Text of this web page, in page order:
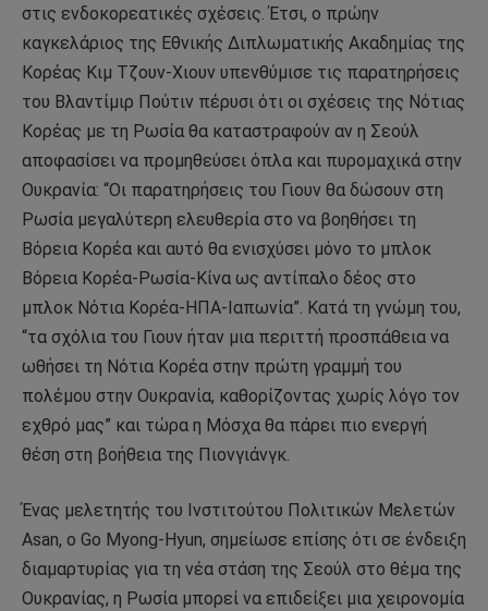
στις ενδοκορεατικές σχέσεις. Έτσι, ο πρώην
καγκελάριος της Εθνικής Διπλωματικής Ακαδημίας της
Κορέας Κιμ Τζουν-Χιουν υπενθύμισε τις παρατηρήσεις
του Βλαντίμιρ Πούτιν πέρυσι ότι οι σχέσεις της Νότιας
Κορέας με τη Ρωσία θα καταστραφούν αν η Σεούλ
αποφασίσει να προμηθεύσει όπλα και πυρομαχικά στην
Ουκρανία: “Οι παρατηρήσεις του Γιουν θα δώσουν στη
Ρωσία μεγαλύτερη ελευθερία στο να βοηθήσει τη
Βόρεια Κορέα και αυτό θα ενισχύσει μόνο το μπλοκ
Βόρεια Κορέα-Ρωσία-Κίνα ως αντίπαλο δέος στο
μπλοκ Νότια Κορέα-ΗΠΑ-Ιαπωνία”. Κατά τη γνώμη του,
“τα σχόλια του Γιουν ήταν μια περιττή προσπάθεια να
ωθήσει τη Νότια Κορέα στην πρώτη γραμμή του
πολέμου στην Ουκρανία, καθορίζοντας χωρίς λόγο τον
εχθρό μας” και τώρα η Μόσχα θα πάρει πιο ενεργή
θέση στη βοήθεια της Πιονγιάνγκ.
Ένας μελετητής του Ινστιτούτου Πολιτικών Μελετών
Asan, ο Go Myong-Hyun, σημείωσε επίσης ότι σε ένδειξη
διαμαρτυρίας για τη νέα στάση της Σεούλ στο θέμα της
Ουκρανίας, η Ρωσία μπορεί να επιδείξει μια χειρονομία